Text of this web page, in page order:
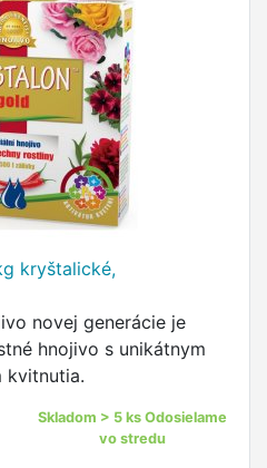
kryštalické,
novej generácie je
hnojivo s unikátnym
kvitnutia.
Skladom > 5 ks Odosielame
vo stredu